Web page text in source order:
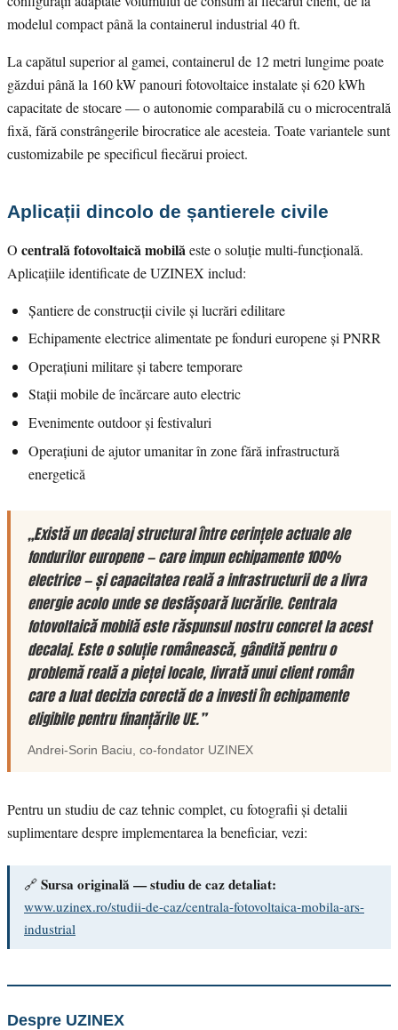
modelul compact până la containerul industrial 40 ft.
La capătul superior al gamei, containerul de 12 metri lungime poate
găzdui până la 160 kW panouri fotovoltaice instalate și 620 kWh
capacitate de stocare — o autonomie comparabilă cu o microcentrală
fixă, fără constrângerile birocratice ale acesteia. Toate variantele sunt
customizabile pe specificul fiecărui proiect.
Aplicații dincolo de șantierele civile
O centrală fotovoltaică mobilăeste o soluție multi-funcțională.
Aplicațiile identificate de UZINEX includ:
Șantiere de construcții civile și lucrări edilitare
Echipamente electrice alimentate pe fonduri europene și PNRR
Operațiuni militare și tabere temporare
Stații mobile de încărcare auto electric
Evenimente outdoor și festivaluri
Operațiuni de ajutor umanitar în zone fără infrastructură
energetică
„Există un decalaj structural între cerințele actuale ale
fondurilor europene — care impun echipamente 100%
electrice — și capacitatea reală a infrastructurii de a livra
energie acolo unde se desfășoară lucrările. Centrala
fotovoltaică mobilă este răspunsul nostru concret la acest
decalaj. Este o soluție românească, gândită pentru o
problemă reală a pieței locale, livrată unui client român
care a luat decizia corectă de a investi în echipamente
eligibile pentru finanțările UE.”
Andrei-Sorin Baciu, co-fondator UZINEX
Pentru un studiu de caz tehnic complet, cu fotografii și detalii
suplimentare despre implementarea la beneficiar, vezi:
🔗 Sursa originală — studiu de caz detaliat:
www.uzinex.ro/studii-de-caz/centrala-fotovoltaica-mobila-ars-
industrial
Despre UZINEX